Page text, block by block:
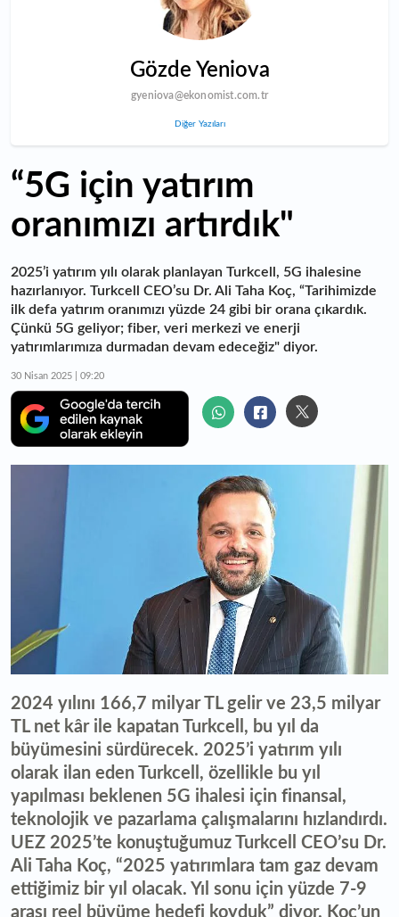
Gözde Yeniova
gyeniova@ekonomist.com.tr
Diğer Yazıları
“5G için yatırım
oranımızı artırdık"
2025’i yatırım yılı olarak planlayan Turkcell, 5G ihalesine
hazırlanıyor. Turkcell CEO’su Dr. Ali Taha Koç, “Tarihimizde
ilk defa yatırım oranımızı yüzde 24 gibi bir orana çıkardık.
Çünkü 5G geliyor; fiber, veri merkezi ve enerji
yatırımlarımıza durmadan devam edeceğiz" diyor.
30 Nisan 2025 | 09:20
2024 yılını 166,7 milyar TL gelir ve 23,5 milyar
TL net kâr ile kapatan Turkcell, bu yıl da
büyümesini sürdürecek. 2025’i yatırım yılı
olarak ilan eden Turkcell, özellikle bu yıl
yapılması beklenen 5G ihalesi için finansal,
teknolojik ve pazarlama çalışmalarını hızlandırdı.
UEZ 2025’te konuştuğumuz Turkcell CEO’su Dr.
Ali Taha Koç, “2025 yatırımlara tam gaz devam
ettiğimiz bir yıl olacak. Yıl sonu için yüzde 7-9
arası reel büyüme hedefi koyduk” diyor. Koç’un